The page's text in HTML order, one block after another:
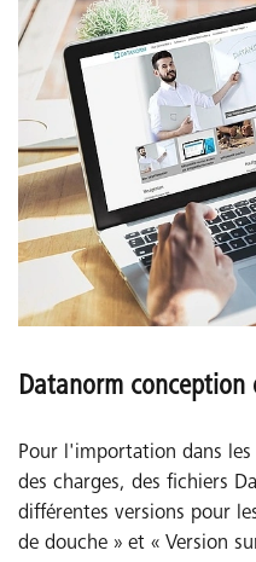
Datanorm conception
Pour l'importation dans
des charges, des fichiers
différentes versions pour
de douche » et « Version